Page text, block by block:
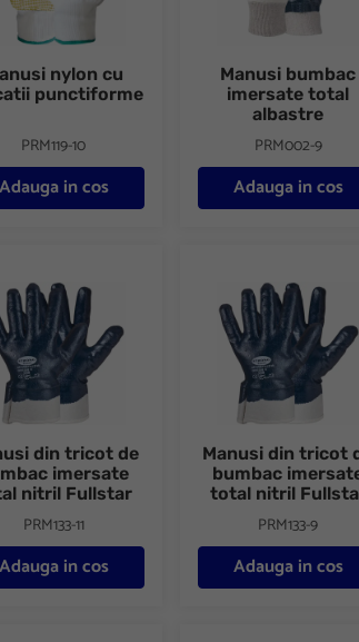
nylon cu
punctiforme
PRM119-10
Adauga in cos
Manusi bumbac
imersate total
albastre
PRM002-9
Adauga in cos
din tricot de
imersate
nitril Fullstar
PRM133-11
Adauga in cos
Manusi din tricot
bumbac
total nitril
PRM133-9
Adauga in cos